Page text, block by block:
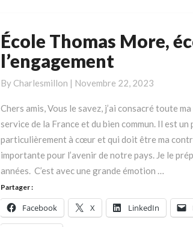
École
Thomas
More,
école
l’engagement
École Thomas More,
l’engagement
By Charlesmillon | Novembre 22, 2023
Chers amis, Vous le savez, j’ai consacré toute
service de la France et du bien commun. Il est
particulièrement à cœur et qui doit être ma
importante pour l’avenir de notre pays. Je le
années. C’est avec une grande émotion …
Partager :
Facebook X LinkedIn